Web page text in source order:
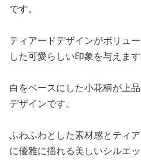
です。
ティアードデザインがボリュ
した可愛らしい印象を与えます
白をベースにした小花柄が上
デザインです。
ふわふわとした素材感とティ
に優雅に揺れる美しいシルエッ